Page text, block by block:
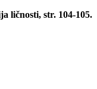
ličnosti, str. 104-105.